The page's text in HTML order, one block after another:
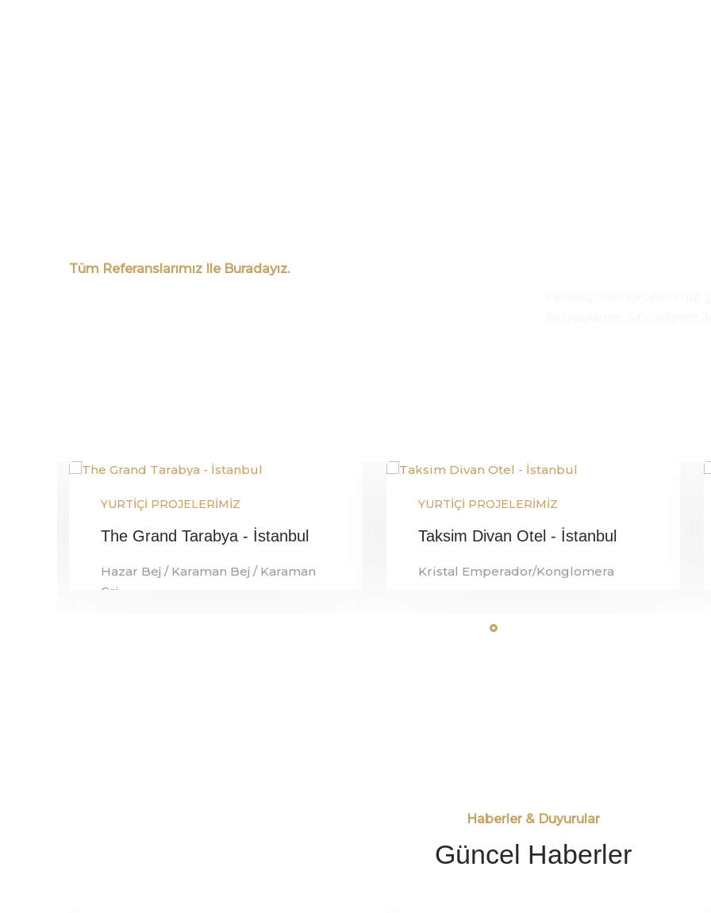
Tüm Referanslarımız Ile Buradayız.
YURTİÇİ PROJELERİMİZ
The Grand Tarabya - İstanbul
Hazar Bej / Karaman Bej / Karaman
Gri
YURTİÇİ PROJELERİMİZ
Taksim Divan Otel - İstanbul
Kristal Emperador/Konglomera
Haberler & Duyurular
Güncel Haberler